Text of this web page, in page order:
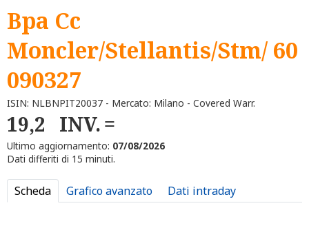
Bpa Cc
Moncler/Stellantis/Stm/ 60
090327
ISIN: NLBNPIT20037 - Mercato: Milano - Covered Warr.
19,2 INV.
Ultimo aggiornamento: 07/08/2026
Dati differiti di 15 minuti.
Scheda Grafico avanzato Dati intraday